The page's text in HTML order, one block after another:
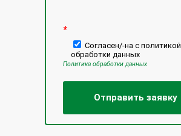
*
Согласен/-на с политикой
обработки данных
Политика обработки данных